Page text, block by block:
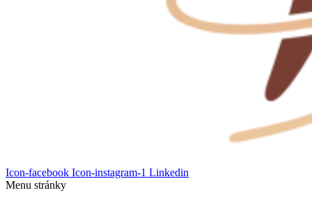
Icon-facebook Icon-instagram-1 Linkedin
Menu stránky